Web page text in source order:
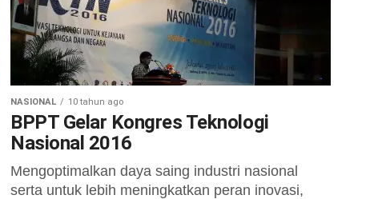
NASIONAL 10 tahun ago
BPPT Gelar Kongres Teknologi
Nasional 2016
Mengoptimalkan daya saing industri nasional
serta untuk lebih meningkatkan peran inovasi,